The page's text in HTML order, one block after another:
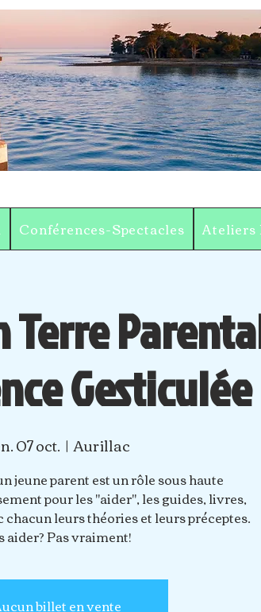
Conférences-Spectacles Ateliers
Terre
Gesticulée
07 oct.
  |
Aurillac
jeune parent est un rôle sous haute
pour les "aider", les guides, livres,
leurs théories et leurs préceptes.
aider? Pas vraiment!
billet en vente